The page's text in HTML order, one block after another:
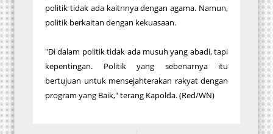
politik tidak ada kaitnnya dengan agama. Namun,
politik berkaitan dengan kekuasaan.
"Di dalam politik tidak ada musuh yang abadi, tapi
kepentingan. Politik yang sebenarnya itu
bertujuan untuk mensejahterakan rakyat dengan
program yang Baik," terang Kapolda. (Red/WN)